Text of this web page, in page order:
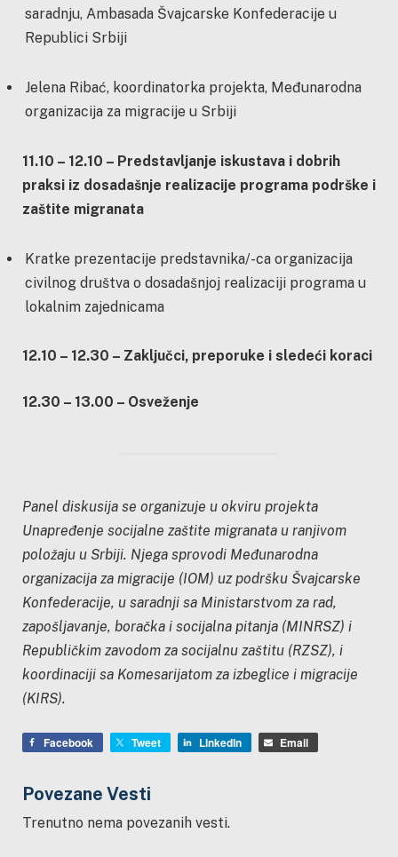
saradnju, Ambasada Švajcarske Konfederacije u
Republici Srbiji
Jelena Ribać, koordinatorka projekta, Međunarodna
organizacija za migracije u Srbiji
11.10 – 12.10 – Predstavljanje iskustava i dobrih
praksi iz dosadašnje realizacije programa podrške i
zaštite migranata
Kratke prezentacije predstavnika/-ca organizacija
civilnog društva o dosadašnjoj realizaciji programa u
lokalnim zajednicama
12.10 – 12.30 – Zaključci, preporuke i sledeći koraci
12.30 – 13.00 – Osveženje
Panel diskusija se organizuje u okviru projekta
Unapređenje socijalne zaštite migranata u ranjivom
položaju u Srbiji. Njega sprovodi Međunarodna
organizacija za migracije (IOM) uz podršku Švajcarske
Konfederacije, u saradnji sa Ministarstvom za rad,
zapošljavanje, boračka i socijalna pitanja (MINRSZ) i
Republičkim zavodom za socijalnu zaštitu (RZSZ), i
koordinaciji sa Komesarijatom za izbeglice i migracije
(KIRS).
Facebook Tweet LinkedIn Email
Povezane Vesti
Trenutno nema povezanih vesti.